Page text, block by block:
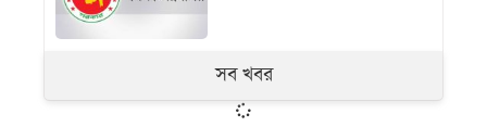
সব খবর